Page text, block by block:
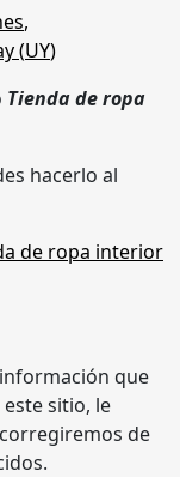
,
(UY)
Tienda de ropa
hacerlo al
que
sitio, le
de